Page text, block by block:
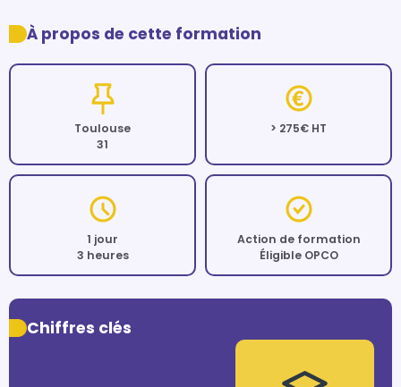
À propos de cette formation
Toulouse
31
> 275€ HT
1 jour
3 heures
Action de formation
Éligible OPCO
Chiffres clés